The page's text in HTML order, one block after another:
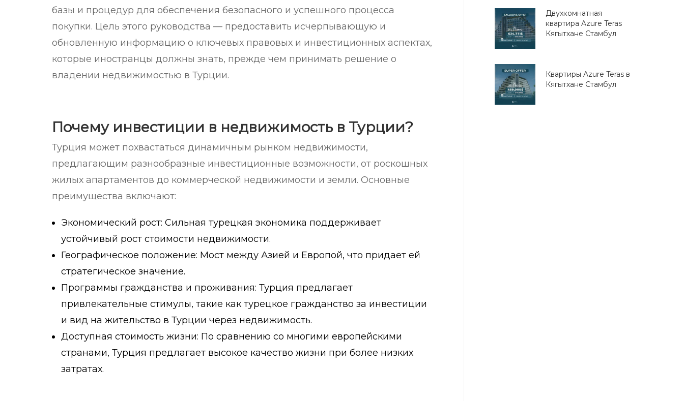
базы и процедур для обеспечения безопасного и успешного процесса
покупки. Цель этого руководства — предоставить исчерпывающую и
обновленную информацию о ключевых правовых и инвестиционных аспектах,
которые иностранцы должны знать, прежде чем принимать решение о
владении недвижимостью в Турции.
Почему инвестиции в недвижимость в Турции?
Турция может похвастаться динамичным рынком недвижимости,
предлагающим разнообразные инвестиционные возможности, от роскошных
жилых апартаментов до коммерческой недвижимости и земли. Основные
преимущества включают:
Экономический рост: Сильная турецкая экономика поддерживает
устойчивый рост стоимости недвижимости.
Географическое положение: Мост между Азией и Европой, что придает ей
стратегическое значение.
Программы гражданства и проживания: Турция предлагает
привлекательные стимулы, такие как турецкое гражданство за инвестиции
и вид на жительство в Турции через недвижимость.
Доступная стоимость жизни: По сравнению со многими европейскими
странами, Турция предлагает высокое качество жизни при более низких
затратах.
Двухкомнатная
квартира Azure Teras
Кягытхане Стамбул
Квартиры Azure Teras в
Кягытхане Стамбул